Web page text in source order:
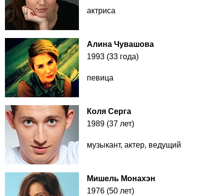
актриса
Алина Чувашова
1993 (33 года)
певица
Коля Серга
1989 (37 лет)
музыкант, актер, ведущий
Мишель Монахэн
1976 (50 лет)